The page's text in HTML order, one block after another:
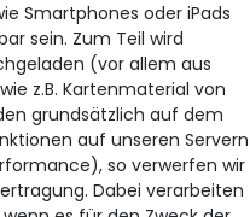
Smartphones oder iPads
sein. Zum Teil wird
(vor allem aus
z.B. Kartenmaterial von
grundsätzlich auf dem
auf unseren Servern
so verwerfen wir
Dabei verarbeiten